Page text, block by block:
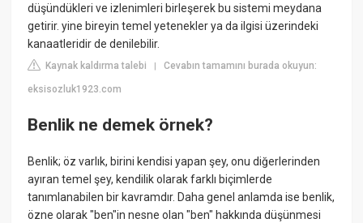
düşündükleri ve izlenimleri birleşerek bu sistemi meydana
getirir. yine bireyin temel yetenekler ya da ilgisi üzerindeki
kanaatleridir de denilebilir.
Kaynak kaldırma talebi |Cevabın tamamını burada okuyun:
eksisozluk1923.com
Benlik ne demek örnek?
Benlik; öz varlık, birini kendisi yapan şey, onu diğerlerinden
ayıran temel şey, kendilik olarak farklı biçimlerde
tanımlanabilen bir kavramdır. Daha genel anlamda ise benlik,
özne olarak "ben"in nesne olan "ben" hakkında düşünmesi